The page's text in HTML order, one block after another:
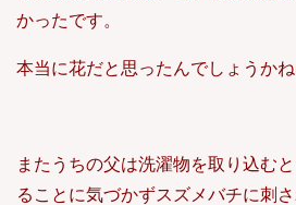
かったです。
本当に花だと思ったんでしょうか
またうちの父は洗濯物を取り込む
ることに気づかずスズメバチに刺さ